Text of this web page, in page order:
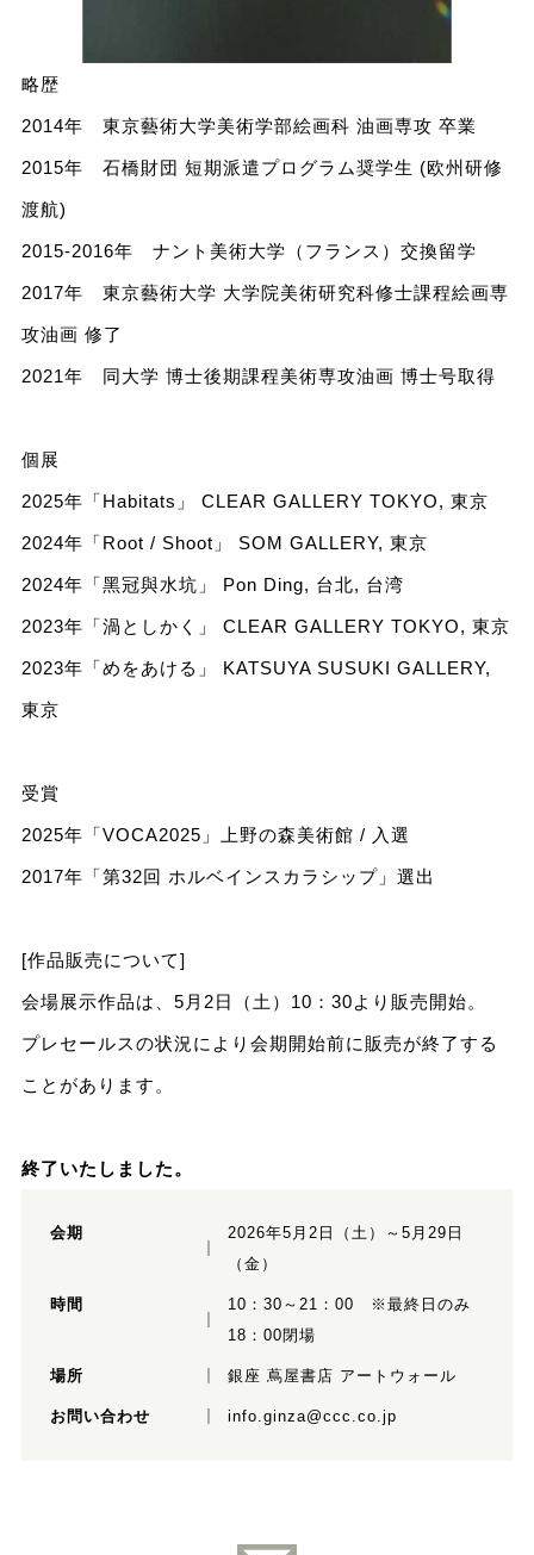
略歴
2014年 東京藝術大学美術学部絵画科 油画専攻 卒業
2015年 石橋財団 短期派遣プログラム奨学生 (欧州研修
渡航)
2015-2016年 ナント美術大学（フランス）交換留学
2017年 東京藝術大学 大学院美術研究科修士課程絵画専
攻油画 修了
2021年 同大学 博士後期課程美術専攻油画 博士号取得
個展
2025年「Habitats」 CLEAR GALLERY TOKYO, 東京
2024年「Root / Shoot」 SOM GALLERY, 東京
2024年「黑冠與水坑」 Pon Ding, 台北, 台湾
2023年「渦としかく」 CLEAR GALLERY TOKYO, 東京
2023年「めをあける」 KATSUYA SUSUKI GALLERY,
東京
受賞
2025年「VOCA2025」上野の森美術館 / 入選
2017年「第32回 ホルベインスカラシップ」選出
[作品販売について]
会場展示作品は、5月2日（土）10：30より販売開始。
プレセールスの状況により会期開始前に販売が終了する
ことがあります。
終了いたしました。
会期
2026年5月2日（土）～5月29日
（金）
時間
10：30～21：00 ※最終日のみ
18：00閉場
場所 銀座 蔦屋書店 アートウォール
お問い合わせ info.ginza@ccc.co.jp